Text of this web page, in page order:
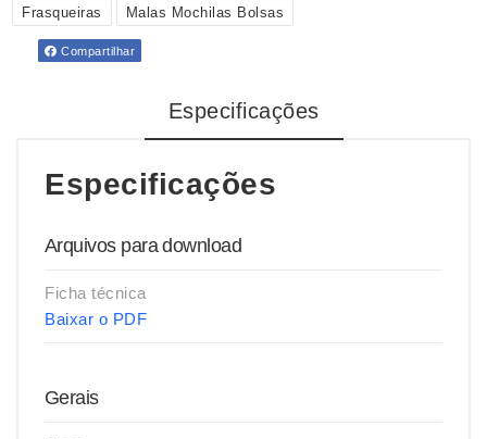
Frasqueiras Malas Mochilas Bolsas
Compartilhar
Especificações
Especificações
Arquivos para download
Ficha técnica
Baixar o PDF
Gerais